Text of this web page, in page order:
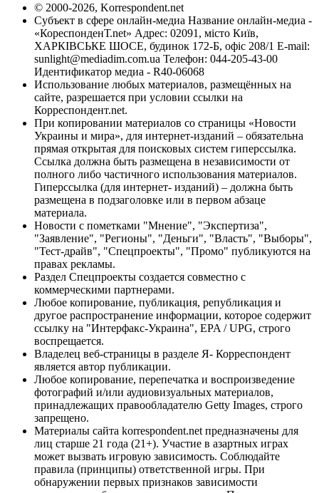
© 2000-2026, Korrespondent.net
Субъект в сфере онлайн-медиа Название онлайн-медиа -
«КореспонденТ.net» Адрес: 02091, місто Київ,
ХАРКІВСЬКЕ ШОСЕ, будинок 172-Б, офіс 208/1 E-mail:
sunlight@mediadim.com.ua Телефон: 044-205-43-00
Идентификатор медиа - R40-06068
Использование любых материалов, размещённых на
сайте, разрешается при условии ссылки на
Корреспондент.net.
При копировании материалов со страницы «Новости
Украины и мира», для интернет-изданий – обязательна
прямая открытая для поисковых систем гиперссылка.
Ссылка должна быть размещена в независимости от
полного либо частичного использования материалов.
Гиперссылка (для интернет- изданий) – должна быть
размещена в подзаголовке или в первом абзаце
материала.
Новости с пометками "Мнение", "Экспертиза",
"Заявление", "Регионы", "Деньги", "Власть", "Выборы",
"Тест-драйв", "Спецпроекты", "Промо" публикуются на
правах рекламы.
Раздел Спецпроекты создается совместно с
коммерческими партнерами.
Любое копирование, публикация, републикация и
другое распространение информации, которое содержит
ссылку на "Интерфакс-Украина", EPA / UPG, строго
воспрещается.
Владелец веб-страницы в разделе Я- Корреспондент
является автор публикации.
Любое копирование, перепечатка и воспроизведение
фотографий и/или аудиовизуальных материалов,
принадлежащих правообладателю Getty Images, строго
запрещено.
Материалы сайта korrespondent.net предназначены для
лиц старше 21 года (21+). Участие в азартных играх
может вызвать игровую зависимость. Соблюдайте
правила (принципы) ответственной игры. При
обнаружении первых признаков зависимости